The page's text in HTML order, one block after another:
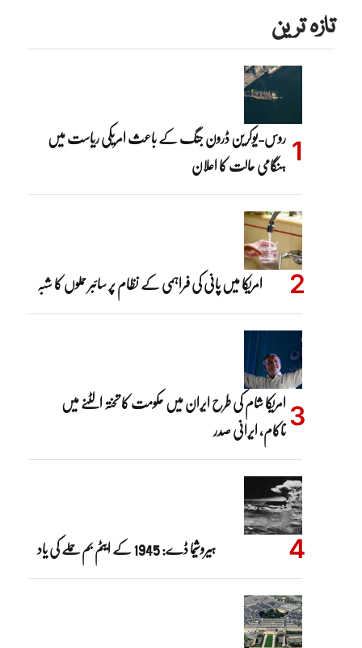
تازہ ترین
روس-یوکرین ڈرون جنگ کے باعث امریکی ریاست میں
ہنگامی حالت کا اعلان
امریکا میں پانی کی فراہمی کے نظام پر سائبر حملوں کا شبہ
امریکا شام کی طرح ایران میں حکومت کا تختہ الٹنے میں
ناکام، ایرانی صدر
ہیروشیما ڈے: 1945 کے ایٹم بم حملے کی یاد